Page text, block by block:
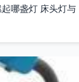
哪盏灯 床头灯与